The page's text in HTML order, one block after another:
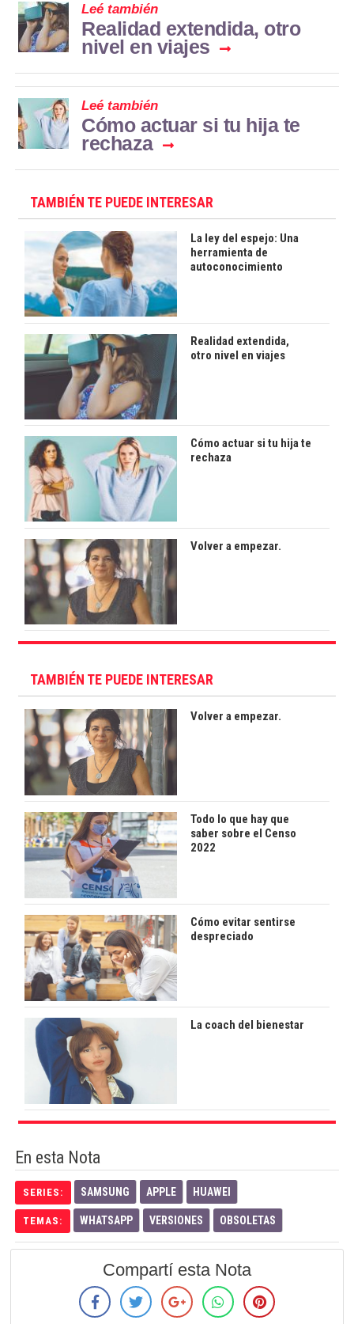
Leé también
Realidad extendida, otro
nivel en viajes
Leé también
Cómo actuar si tu hija te
rechaza
TAMBIÉN TE PUEDE INTERESAR
La ley del espejo: Una
herramienta de
autoconocimiento
Realidad extendida,
otro nivel en viajes
Cómo actuar si tu hija te
rechaza
Volver a empezar.
TAMBIÉN TE PUEDE INTERESAR
Volver a empezar.
Todo lo que hay que
saber sobre el Censo
2022
Cómo evitar sentirse
despreciado
La coach del bienestar
En esta Nota
SERIES: SAMSUNG APPLE HUAWEI
TEMAS: WHATSAPP VERSIONES OBSOLETAS
Compartí esta Nota